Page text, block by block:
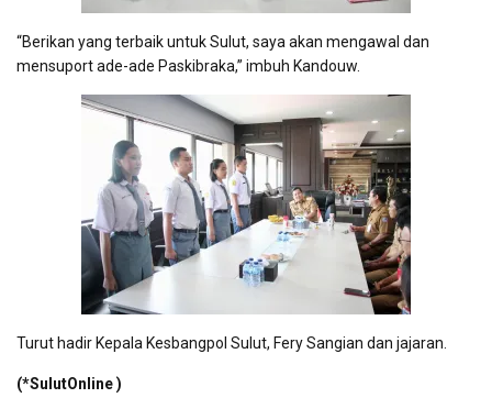
“Berikan yang terbaik untuk Sulut, saya akan mengawal dan
mensuport ade-ade Paskibraka,” imbuh Kandouw.
Turut hadir Kepala Kesbangpol Sulut, Fery Sangian dan jajaran.
(*SulutOnline )